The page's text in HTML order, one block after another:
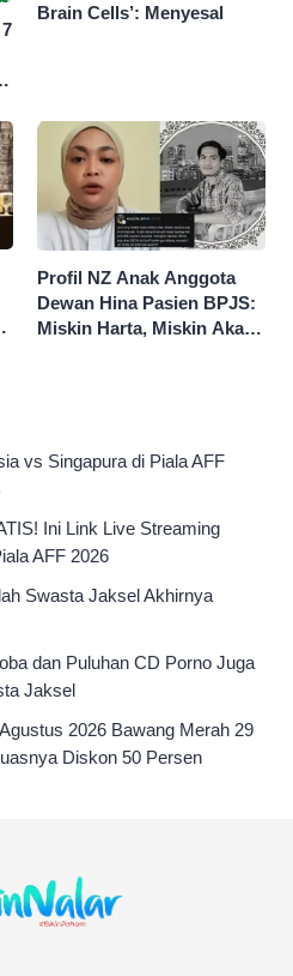
Brain Cells’: Menyesal
Profil NZ Anak Anggota
Dewan Hina Pasien BPJS:
Miskin Harta, Miskin Akal
vs Singapura di Piala AFF
Ini Link Live Streaming
AFF 2026
Swasta Jaksel Akhirnya
dan Puluhan CD Porno Juga
Jaksel
2026 Bawang Merah 29
Diskon 50 Persen